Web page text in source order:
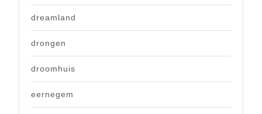
dreamland
drongen
droomhuis
eernegem